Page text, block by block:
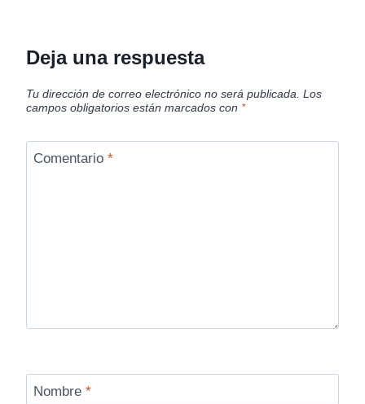
Deja una respuesta
Tu dirección de correo electrónico no será publicada. Los
campos obligatorios están marcados con *
Comentario *
Nombre *